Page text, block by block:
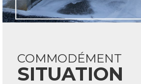
COMMODÉMENT
SITUATION